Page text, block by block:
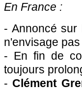
En France :
- Annoncé
n'envisage
- En fin de
toujours
- Clément